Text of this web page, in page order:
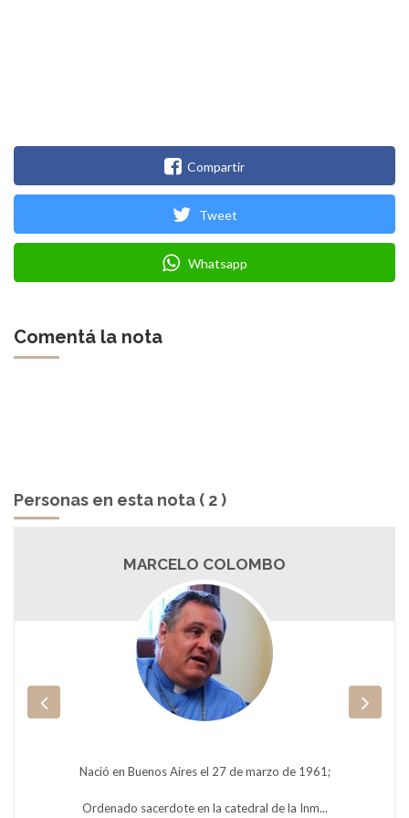
Compartir
Tweet
Whatsapp
Comentá la nota
Personas en esta nota ( 2 )
MARCELO COLOMBO
Nació en Buenos Aires el 27 de marzo de 1961;
Ordenado sacerdote en la catedral de la Inm...